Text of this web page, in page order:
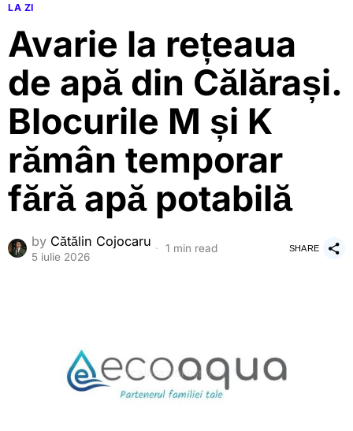
LA ZI
Avarie la rețeaua
de apă din Călărași.
Blocurile M și K
rămân temporar
fără apă potabilă
by Cătălin Cojocaru
5 iulie 2026
1 min read SHARE